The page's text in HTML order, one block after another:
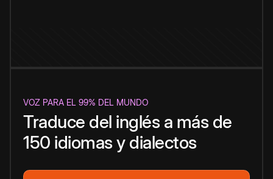
VOZ PARA EL 99% DEL MUNDO
Traduce del inglés a más de
150 idiomas y dialectos